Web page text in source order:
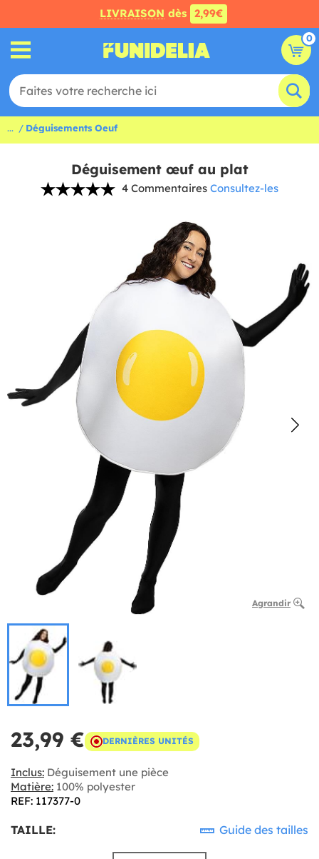
LIVRAISON dès 2,99€
0
... Déguisements Oeuf
Déguisement œuf au plat
4 Commentaires Consultez-les
Agrandir
23,99 € DERNIÈRES UNITÉS
Inclus: Déguisement une pièce
Matière: 100% polyester
REF: 117377-0
TAILLE: Guide des tailles